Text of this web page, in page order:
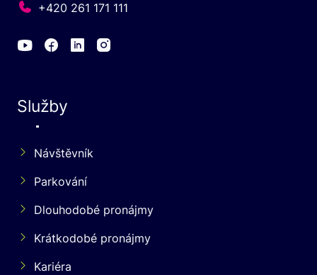
+420 261 171 111
Služby
Návštěvník
Parkování
Dlouhodobé pronájmy
Krátkodobé pronájmy
Kariéra